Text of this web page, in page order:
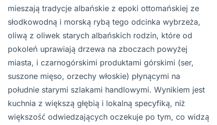
mieszają tradycje albańskie z epoki ottomańskiej ze
słodkowodną i morską rybą tego odcinka wybrzeża,
oliwą z oliwek starych albańskich rodzin, które od
pokoleń uprawiają drzewa na zboczach powyżej
miasta, i czarnogórskimi produktami górskimi (ser,
suszone mięso, orzechy włoskie) płynącymi na
południe starymi szlakami handlowymi. Wynikiem jest
kuchnia z większą głębią i lokalną specyfiką, niż
większość odwiedzających oczekuje po tym, co widzą